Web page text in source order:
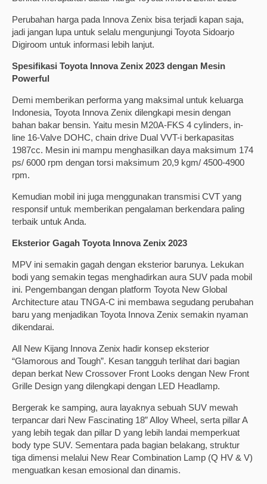
Perubahan harga pada Innova Zenix bisa terjadi kapan saja,
jadi jangan lupa untuk selalu mengunjungi Toyota Sidoarjo
Digiroom untuk informasi lebih lanjut.
Spesifikasi Toyota Innova Zenix 2023 dengan Mesin
Powerful
Demi memberikan performa yang maksimal untuk keluarga
Indonesia, Toyota Innova Zenix dilengkapi mesin dengan
bahan bakar bensin. Yaitu mesin M20A-FKS 4 cylinders, in-
line 16-Valve DOHC, chain drive Dual VVT-i berkapasitas
1987cc. Mesin ini mampu menghasilkan daya maksimum 174
ps/ 6000 rpm dengan torsi maksimum 20,9 kgm/ 4500-4900
rpm.
Kemudian mobil ini juga menggunakan transmisi CVT yang
responsif untuk memberikan pengalaman berkendara paling
terbaik untuk Anda.
Eksterior Gagah Toyota Innova Zenix 2023
MPV ini semakin gagah dengan eksterior barunya. Lekukan
bodi yang semakin tegas menghadirkan aura SUV pada mobil
ini. Pengembangan dengan platform Toyota New Global
Architecture atau TNGA-C ini membawa segudang perubahan
baru yang menjadikan Toyota Innova Zenix semakin nyaman
dikendarai.
All New Kijang Innova Zenix hadir konsep eksterior
“Glamorous and Tough”. Kesan tangguh terlihat dari bagian
depan berkat New Crossover Front Looks dengan New Front
Grille Design yang dilengkapi dengan LED Headlamp.
Bergerak ke samping, aura layaknya sebuah SUV mewah
terpancar dari New Fascinating 18” Alloy Wheel, serta pillar A
yang lebih tegak dan pillar D yang lebih landai memperkuat
body type SUV. Sementara pada bagian belakang, struktur
tiga dimensi melalui New Rear Combination Lamp (Q HV & V)
menguatkan kesan emosional dan dinamis.